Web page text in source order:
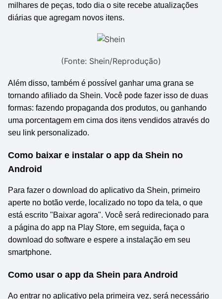
milhares de peças, todo dia o site recebe atualizações
diárias que agregam novos itens.
(Fonte: Shein/Reprodução)
Além disso, também é possível ganhar uma grana se
tornando afiliado da Shein. Você pode fazer isso de duas
formas: fazendo propaganda dos produtos, ou ganhando
uma porcentagem em cima dos itens vendidos através do
seu link personalizado.
Como baixar e instalar o app da Shein no
Android
Para fazer o download do aplicativo da Shein, primeiro
aperte no botão verde, localizado no topo da tela, o que
está escrito "Baixar agora". Você será redirecionado para
a página do app na Play Store, em seguida, faça o
download do software e espere a instalação em seu
smartphone.
Como usar o app da Shein para Android
Ao entrar no aplicativo pela primeira vez, será necessário